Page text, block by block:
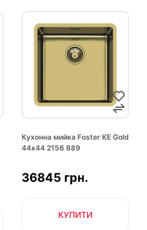
Кухонна мийка Foster KE Gold
44х44 2156 889
36845 грн.
КУПИТИ